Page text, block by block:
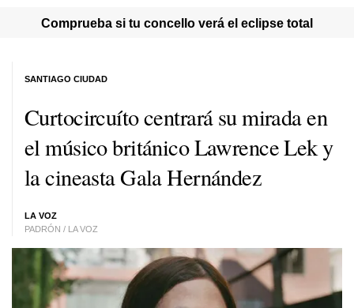
Comprueba si tu concello verá el eclipse total
Curtocircuíto centrará su mirada en
el músico británico Lawrence Lek y
la cineasta Gala Hernández
LA VOZ
PADRÓN / LA VOZ
SANTIAGO CIUDAD